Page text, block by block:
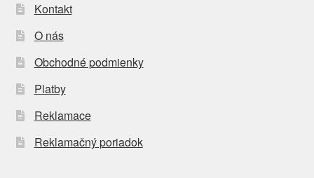
Kontakt
O nás
Obchodné podmienky
Platby
Reklamace
Reklamačný poriadok